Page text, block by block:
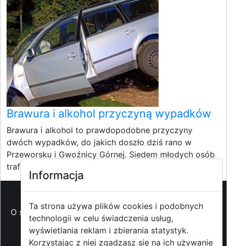
Brawura i alkohol przyczyną wypadków
Brawura i alkohol to prawdopodobne przyczyny
dwóch wypadków, do jakich doszło dziś rano w
Przeworsku i Gwoźnicy Górnej. Siedem młodych osób
trafiło do...
O strzyzowiak.pl-Reklama-Pomoc (FAQ)-Patronat
medialny - Prawa autorskie- Redakcja i
kontakt -Współpraca z mediami
Informacja
Ta strona używa plików cookies i podobnych
technologii w celu świadczenia usług,
wyświetlania reklam i zbierania statystyk.
Korzystając z niej zgadzasz się na ich używanie